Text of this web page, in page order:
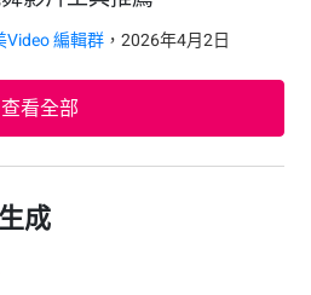
Video 編輯群 ，2026年4月2日
查看全部
成